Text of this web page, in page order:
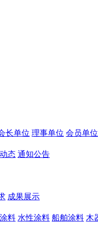
长单位 理事单位 会员单位
态 通知公告
成果展示
料 水性涂料 船舶涂料 木